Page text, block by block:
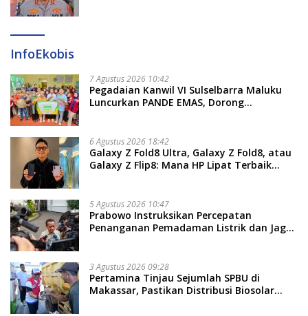
InfoEkobis
7 Agustus 2026 10:42
Pegadaian Kanwil VI Sulselbarra Maluku
Luncurkan PANDE EMAS, Dorong
6 Agustus 2026 18:42
Galaxy Z Fold8 Ultra, Galaxy Z Fold8, atau
Galaxy Z Flip8: Mana HP Lipat Terbaik
5 Agustus 2026 10:47
Prabowo Instruksikan Percepatan
Penanganan Pemadaman Listrik dan Jaga
3 Agustus 2026 09:28
Pertamina Tinjau Sejumlah SPBU di
Makassar, Pastikan Distribusi Biosolar